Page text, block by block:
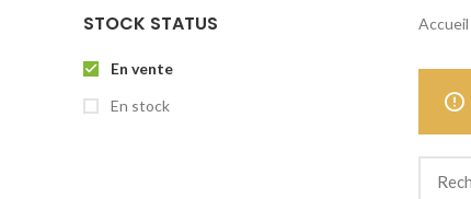
STOCK STATUS
En vente
En stock
Accueil